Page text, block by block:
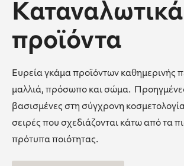
Καταναλωτικά
προϊόντα
Ευρεία γκάμα προϊόντων καθημερινής
μαλλιά, πρόσωπο και σώμα.
βασισμένες στη σύγχρονη
σειρές που σχεδιάζονται κάτω από τα
πρότυπα ποιότητας.